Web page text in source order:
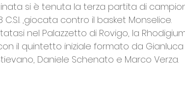
si è tenuta la terza partita di
,giocata contro il basket Monselice.
nel Palazzetto di Rovigo, la
il quintetto iniziale formato da Gianluca
Daniele Schenato e Marco Verza.